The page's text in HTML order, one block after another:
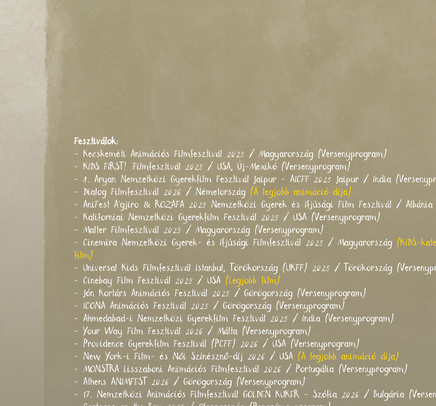
Fesztiválok:
- Kecskeméti Animációs Filmfesztivál 2025 / Magyarország (Versenyprogram)
- KIDS FIRST! Filmfesztivál 2025 / USA, Új-Mexikó (Versenyprogram)
- 8. Aryan Nemzetközi Gyerekfilm Fesztivál Jaipur - AICFF 2025 Jaipur / India
- Dialog Filmfesztivál 2026 / Németország (A legjobb animáció díja)
- AniFest A'gjiro & ROZAFA 2025 Nemzetközi Gyerek és Ifjúsági Film Fesztivál / Albánia
- Kaliforniai Nemzetközi Gyerekfilm Fesztivál 2025 / USA (Versenyprogram)
- Malter Filmfesztivál 2025 / Magyarország (Versenyprogram)
- Cinemira Nemzetközi Gyerek- és Ifjúsági Filmfesztivál 2025 / Magyarország (KIDS-
film)
- Universal Kids Filmfesztivál Istanbul, Törökország (UKFF) 2025 / Törökország
- Cinebay Film Fesztivál 2025 / USA (Legjobb film)
- Jón Kortárs Animációs Fesztivál 2025 / Görögország (Versenyprogram)
- ICONA Animációs Fesztivál 2025 / Görögország (Versenyprogram)
- Ahmedabad-i Nemzetközi Gyerekfilm Fesztivál 2025 / India (Versenyprogram)
- Your Way Film Fesztivál 2026 / Málta (Versenyprogram)
- Providence Gyerekfilm Fesztivál (PCFF) 2026 / USA (Versenyprogram)
- New York-i Film- és Női Színésznő-díj 2026 / USA (A legjobb animáció díja)
- MONSTRA Lisszaboni Animációs Filmfesztivál 2026 / Portugália (Versenyprogram)
- Athens ANIMFEST 2026 / Görögország (Versenyprogram)
- 17. Nemzetközi Animációs Filmfesztivál GOLDEN KUKER - Szófia 2026 / Bulgária